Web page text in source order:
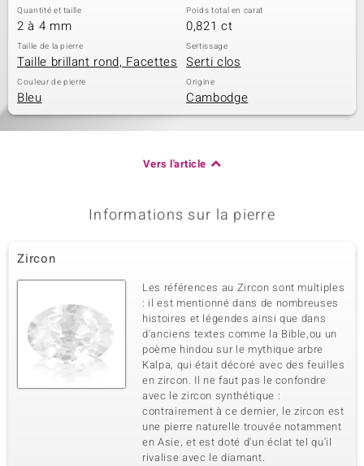
Quantité et taille
2 à 4 mm
Poids total en carat
0,821 ct
Taille de la pierre
Taille brillant rond, Facettes
Sertissage
Serti clos
Couleur de pierre
Bleu
Origine
Cambodge
Vers l'article
Informations sur la pierre
Zircon
Les références au Zircon sont multiples
: il est mentionné dans de nombreuses
histoires et légendes ainsi que dans
d'anciens textes comme la Bible,ou un
poème hindou sur le mythique arbre
Kalpa, qui était décoré avec des feuilles
en zircon. Il ne faut pas le confondre
avec le zircon synthétique :
contrairement à ce dernier, le zircon est
une pierre naturelle trouvée notamment
en Asie, et est doté d'un éclat tel qu'il
rivalise avec le diamant.